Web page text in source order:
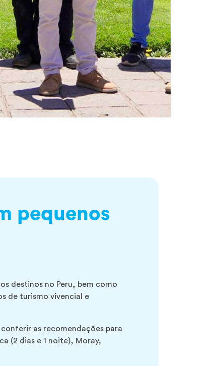
pequenos
destinos no Peru, bem como
de turismo vivencial e
as recomendações para
(2 dias e 1 noite), Moray,